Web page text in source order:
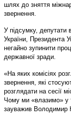
шлях до зняття
звернення.
У підсумку, депутати
України, Президента
негайно зупинити
державної зради.
«На яких комісіях
звернення, які
розглядати на сесії
Чому ми «влазимо» у
зауважив Володимир